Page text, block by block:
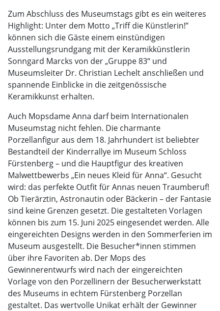
Zum Abschluss des Museumstags gibt es ein weiteres
Highlight: Unter dem Motto „Triff die Künstlerin!”
können sich die Gäste einem einstündigen
Ausstellungsrundgang mit der Keramikkünstlerin
Sonngard Marcks von der „Gruppe 83“ und
Museumsleiter Dr. Christian Lechelt anschließen und
spannende Einblicke in die zeitgenössische
Keramikkunst erhalten.
Auch Mopsdame Anna darf beim Internationalen
Museumstag nicht fehlen. Die charmante
Porzellanfigur aus dem 18. Jahrhundert ist beliebter
Bestandteil der Kinderrallye im Museum Schloss
Fürstenberg – und die Hauptfigur des kreativen
Malwettbewerbs „Ein neues Kleid für Anna“. Gesucht
wird: das perfekte Outfit für Annas neuen Traumberuf!
Ob Tierärztin, Astronautin oder Bäckerin – der Fantasie
sind keine Grenzen gesetzt. Die gestalteten Vorlagen
können bis zum 15. Juni 2025 eingesendet werden. Alle
eingereichten Designs werden in den Sommerferien im
Museum ausgestellt. Die Besucher*innen stimmen
über ihre Favoriten ab. Der Mops des
Gewinnerentwurfs wird nach der eingereichten
Vorlage von den Porzellinern der Besucherwerkstatt
des Museums in echtem Fürstenberg Porzellan
gestaltet. Das wertvolle Unikat erhält der Gewinner